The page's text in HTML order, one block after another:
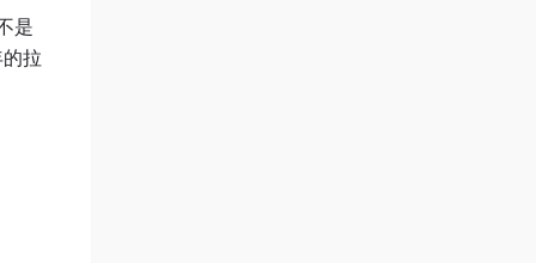
写
当地
是
拉